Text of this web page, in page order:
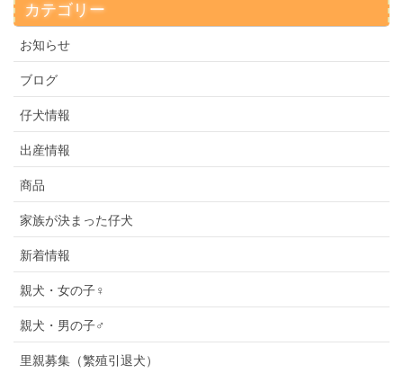
カテゴリー
お知らせ
ブログ
仔犬情報
出産情報
商品
家族が決まった仔犬
新着情報
親犬・女の子♀
親犬・男の子♂
里親募集（繁殖引退犬）